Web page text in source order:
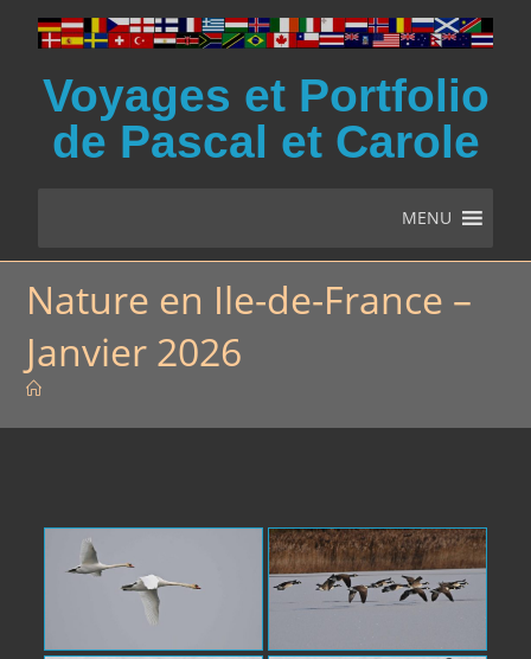
Voyages et Portfolio
de Pascal et Carole
MENU
Nature en Ile-de-France –
Janvier 2026